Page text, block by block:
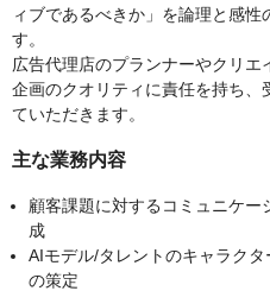
ィブであるべきか」を論理と感
す。
広告代理店のプランナーやクリエ
企画のクオリティに責任を持ち、
ていただきます。
主な業務内容
顧客課題に対するコミュニケ
成
AIモデル/タレントのキャラク
の策定